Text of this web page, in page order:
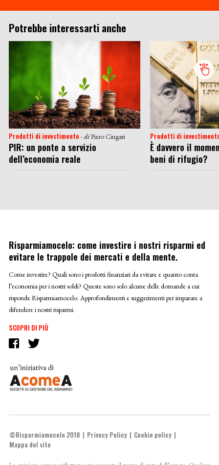
Potrebbe interessarti anche
Prodotti di investimento - diPiero Cingari
PIR: un ponte a servizio
dell’economia reale
Prodotti di
È davvero il
beni di rifugio?
Risparmiamocelo: come investire i nostri risparmi ed
evitare le trappole dei mercati e della mente.
Come investire? Quali sono i prodotti finanziari da evitare e quanto conta
l’economia per i nostri soldi? Queste sono solo alcune delle domande a cui
risponde Risparmiamocelo. Approfondimenti e suggerimenti per imparare a
difendere i nostri risparmi.
SCOPRI DI PIÙ
©Risparmiamocelo 2018 Privacy Policy
Cookie policy
Mappa del sito